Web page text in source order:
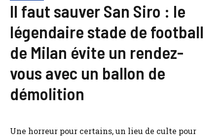
Il faut sauver San Siro : le
légendaire stade de football
de Milan évite un rendez-
vous avec un ballon de
démolition
Une horreur pour certains, un lieu de culte pour